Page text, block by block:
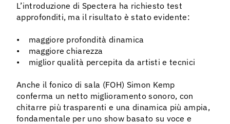
L’introduzione di Spectera ha richiesto test
approfonditi, ma il risultato è stato evidente:
• maggiore profondità dinamica
• maggiore chiarezza
• miglior qualità percepita da artisti e tecnici
Anche il fonico di sala (FOH) Simon Kemp
conferma un netto miglioramento sonoro, con
chitarre più trasparenti e una dinamica più ampia,
fondamentale per uno show basato su voce e